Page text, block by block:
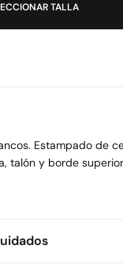
TALLA
Estampado de
talón y borde